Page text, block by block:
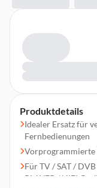
Produktdetails
Idealer Ersatz für
Fernbedienungen
Vorprogrammierte
Für TV / SAT /
PLAYER / HIFI